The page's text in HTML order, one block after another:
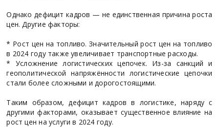
Однако дефицит кадров — не единственная причина роста
цен. Другие факторы:
* Рост цен на топливо. Значительный рост цен на топливо
в 2024 году также увеличивает транспортные расходы.
* Усложнение логистических цепочек. Из-за санкций и
геополитической напряжённости логистические цепочки
стали более сложными и дорогостоящими.
Таким образом, дефицит кадров в логистике, наряду с
другими факторами, оказывает существенное влияние на
рост цен на услуги в 2024 году.